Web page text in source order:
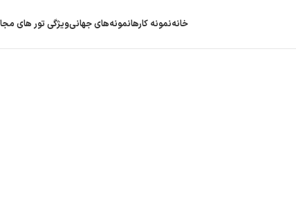
خانهنمونه کارهانمونه‌های جهانیویژگی‌ تور های